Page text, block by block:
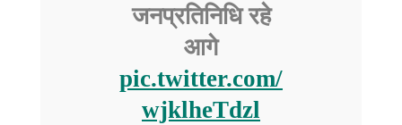
जनप्रतिनिधि रहे
आगे
pic.twitter.com/
wjklheTdzl